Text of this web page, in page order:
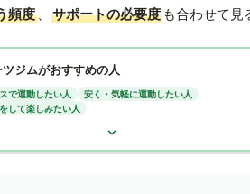
頻度 、 サポートの必要度 も合わせて見
ツジムがおすすめの人
で運動したい人
安く・気軽に運動したい人
して楽しみたい人